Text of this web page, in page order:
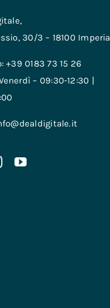
30/3 – 18100 Imperia
+39 0183 73 15 26
– 09:30-12:30 |